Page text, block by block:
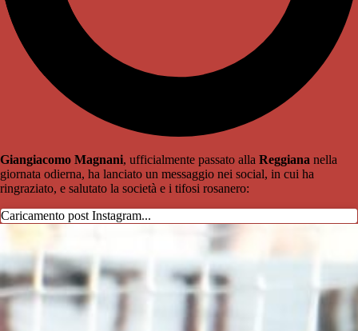
Giangiacomo Magnani, ufficialmente passato alla Reggiana nella
giornata odierna, ha lanciato un messaggio nei social, in cui ha
ringraziato, e salutato la società e i tifosi rosanero:
Caricamento post Instagram...